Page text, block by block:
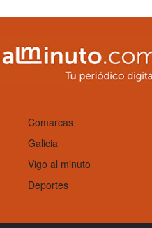
Comarcas
Galicia
Vigo al minuto
Deportes